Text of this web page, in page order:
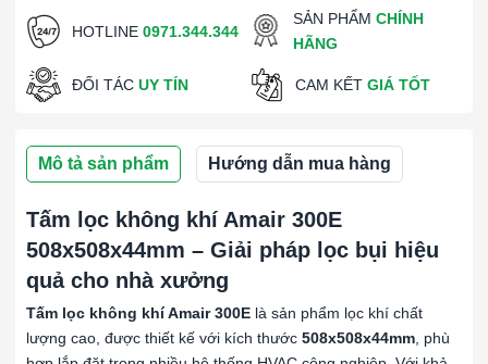
HOTLINE 0971.344.344
SẢN PHẨMCHÍNH
HÃNG
ĐỐI TÁC UY TÍN CAM KẾT GIÁ TỐT
Mô tả sản phẩm Hướng dẫn mua hàng
Tấm lọc không khí Amair 300E
508x508x44mm – Giải pháp lọc bụi hiệu
quả cho nhà xưởng
Tấm lọc không khí Amair 300E là sản phẩm lọc khí chất
lượng cao, được thiết kế với kích thước 508x508x44mm , phù